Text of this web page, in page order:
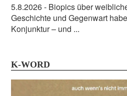
5.8.2026- Biopics über
Geschichte und Gegenwart
Konjunktur – und ...
K-WORD